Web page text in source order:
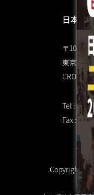
日本3D
〒104-
東京都中
CROSS
Tel : 03
Fax : 03
Copyright ©